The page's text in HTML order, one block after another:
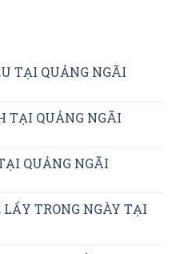
TẠI QUẢNG NGÃI
TẠI QUẢNG NGÃI
QUẢNG NGÃI
TRONG NGÀY TẠI